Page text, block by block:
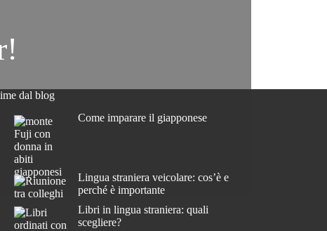
dal blog
Come imparare il giapponese
Lingua straniera veicolare: cos’è e
perché è importante
Libri in lingua straniera: quali
scegliere?